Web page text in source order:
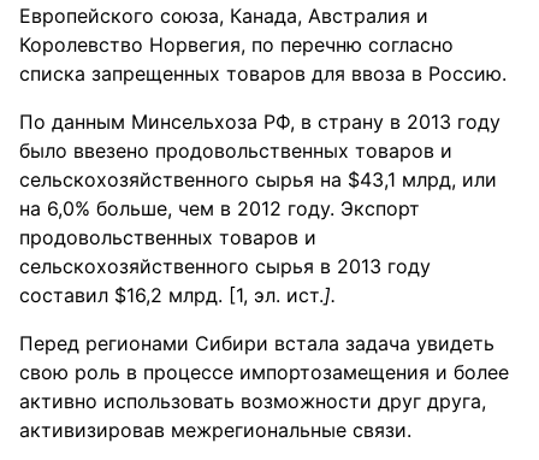
Европейского союза, Канада, Австралия и
Королевство Норвегия, по перечню согласно
списка запрещенных товаров для ввоза в Россию.
По данным Минсельхоза РФ, в страну в 2013 году
было ввезено продовольственных товаров и
сельскохозяйственного сырья на $43,1 млрд, или
на 6,0% больше, чем в 2012 году. Экспорт
продовольственных товаров и
сельскохозяйственного сырья в 2013 году
составил $16,2 млрд. [1, эл. ист.].
Перед регионами Сибири встала задача увидеть
свою роль в процессе импортозамещения и более
активно использовать возможности друг друга,
активизировав межрегиональные связи.